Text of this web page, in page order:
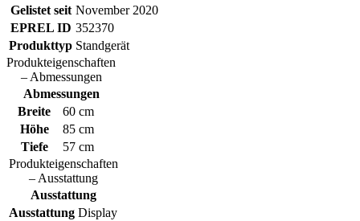
Gelistet seit November 2020
EPREL ID 352370
Produkttyp Standgerät
Produkteigenschaften
– Abmessungen
Abmessungen
Breite
60 cm
Höhe
85 cm
Tiefe
57 cm
Produkteigenschaften
– Ausstattung
Ausstattung
Ausstattung Display